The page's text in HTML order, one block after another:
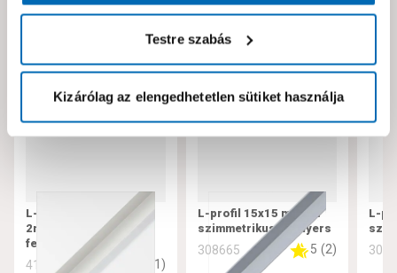
Testre szabás
Kizárólag az elengedhetetlen sütiket használja
L-profil 20x20x1,5 mm
2m szimmetrikus pvc
fehér
412377 1 )
L-profil 15x15 mm 1m
szimmetrikus alu nyers
308665 5 (2)
L-